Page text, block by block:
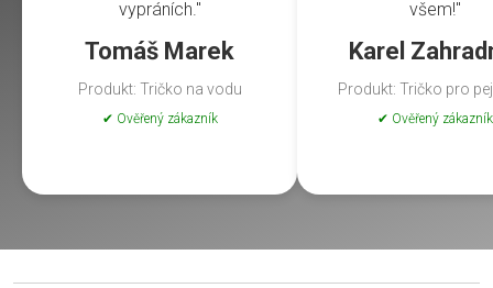
vypráních."
Tomáš Marek
Produkt: Tričko na vodu
✔ Ověřený zákazník
všem!"
Karel
Produkt: Tričko pro
✔ Ověřený zákazník